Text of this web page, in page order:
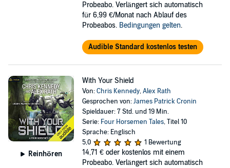
Probeabo. Verlängert sich automatisch
für 6,99 €/Monat nach Ablauf des
Probeabos. Bedingungen gelten.
Audible Standard kostenlos testen
Reinhören
With Your Shield
Von:Chris Kennedy,Alex Rath
Gesprochen von:James Patrick Cronin
Spieldauer: 7 Std. und 19 Min.
Serie: Four Horsemen Tales, Titel 10
Sprache: Englisch
5,0
1 Bewertung
14,71 € oder kostenlos mit einem
Probeabo. Verlängert sich automatisch